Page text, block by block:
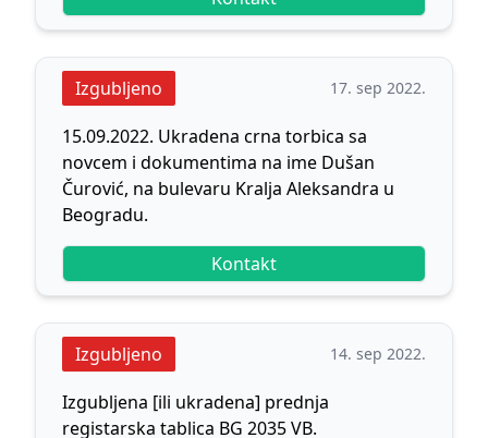
Izgubljeno 17. sep 2022.
15.09.2022. Ukradena crna torbica sa
novcem i dokumentima na ime Dušan
Čurović, na bulevaru Kralja Aleksandra u
Beogradu.
Kontakt
Izgubljeno 14. sep 2022.
Izgubljena [ili ukradena] prednja
registarska tablica BG 2035 VB.